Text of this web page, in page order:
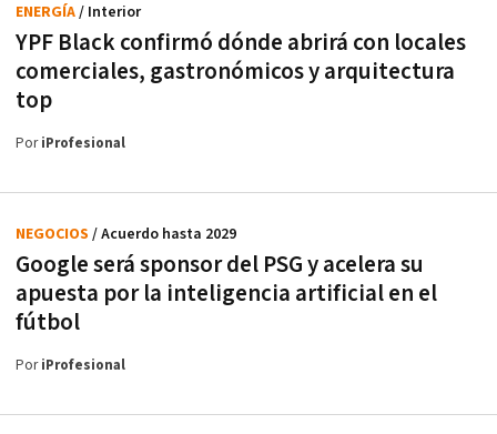
YPF Black confirmó dónde abrirá con locales
comerciales, gastronómicos y arquitectura
top
ENERGÍA/ Interior
PoriProfesional
Google será sponsor del PSG y acelera su
apuesta por la inteligencia artificial en el
fútbol
NEGOCIOS / Acuerdo hasta 2029
PoriProfesional